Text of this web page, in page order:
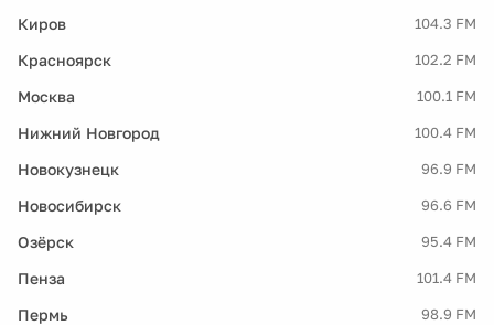
Киров 104.3 FM
Красноярск 102.2 FM
Москва 100.1 FM
Нижний Новгород 100.4 FM
Новокузнецк 96.9 FM
Новосибирск 96.6 FM
Озёрск 95.4 FM
Пенза 101.4 FM
Пермь 98.9 FM